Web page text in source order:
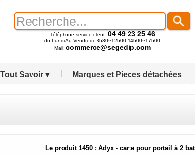
Téléphone service client: 04 49 23 25 46
du Lundi Au Vendredi: 8h30~12h00 14h00~17h00
Mail: commerce@segedip.com
Tout Savoir ▾ Marques et Pieces détachées
Le produit 1450 : Adyx - carte pour portail à 2